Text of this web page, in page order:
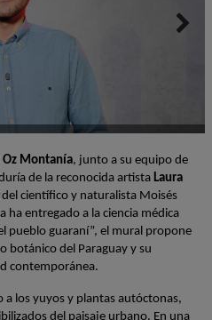
Oz Montanía, junto a su equipo de
de la reconocida artista Laura
científico y naturalista Moisés
ha entregado a la ciencia médica
pueblo guaraní”, el mural propone
botánico del Paraguay y su
contemporánea.
a los yuyos y plantas autóctonas,
del paisaje urbano. En una